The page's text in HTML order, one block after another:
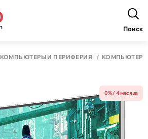
Поиск
КОМПЬЮТЕРЫ И ПЕРИФЕРИЯ КОМПЬЮТЕРЫ
0% / 4 месяца